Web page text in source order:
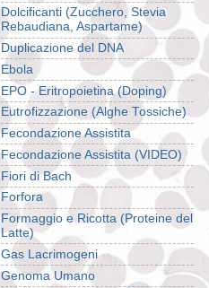
Dolcificanti (Zucchero, Stevia
Rebaudiana, Aspartame)
Duplicazione del DNA
Ebola
EPO - Eritropoietina (Doping)
Eutrofizzazione (Alghe Tossiche)
Fecondazione Assistita
Fecondazione Assistita (VIDEO)
Fiori di Bach
Forfora
Formaggio e Ricotta (Proteine del
Latte)
Gas Lacrimogeni
Genoma Umano